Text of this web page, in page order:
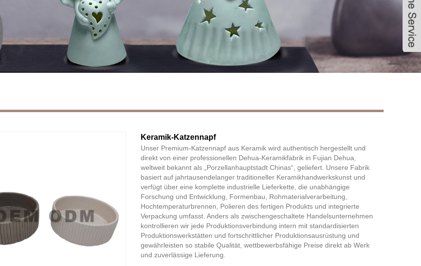
Keramik-Katzennapf
Unser Premium-Katzennapf aus Keramik wird authentisch hergestellt und
direkt von einer professionellen Dehua-Keramikfabrik in Fujian Dehua,
weltweit bekannt als „Porzellanhauptstadt Chinas“, geliefert. Unsere Fabrik
basiert auf jahrtausendelanger traditioneller Keramikhandwerkskunst und
verfügt über eine komplette industrielle Lieferkette, die unabhängige
Forschung und Entwicklung, Formenbau, Rohmaterialverarbeitung,
Hochtemperaturbrennen, Polieren des fertigen Produkts und integrierte
Verpackung umfasst. Anders als zwischengeschaltete Handelsunternehmen
kontrollieren wir jede Produktionsverbindung intern mit standardisierten
Produktionswerkstätten und fortschrittlicher Produktionsausrüstung und
gewährleisten so stabile Qualität, wettbewerbsfähige Preise direkt ab Werk
und zuverlässige Lieferung.